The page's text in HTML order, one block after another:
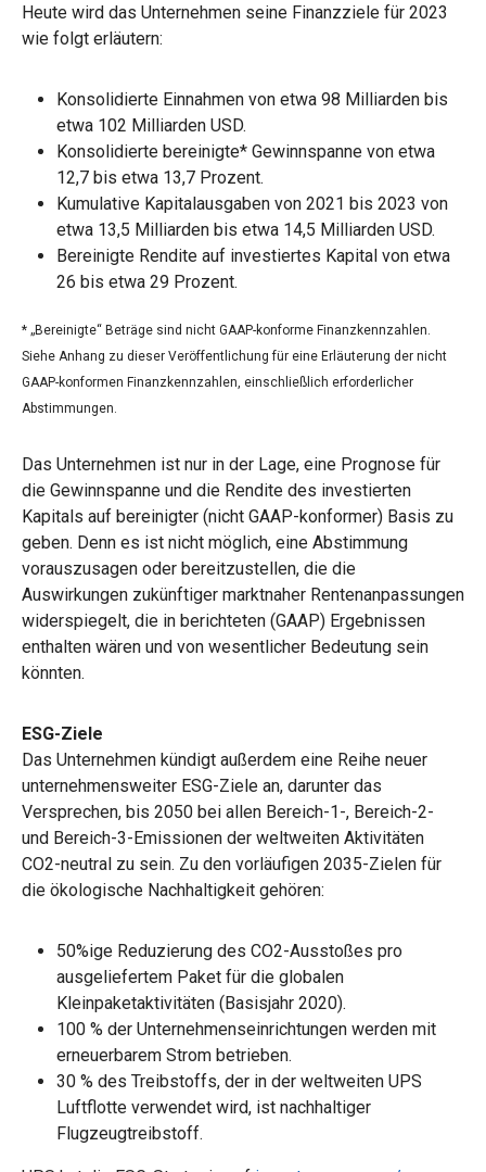
Heute wird das Unternehmen seine Finanzziele für 2023
wie folgt erläutern:
Konsolidierte Einnahmen von etwa 98 Milliarden bis
etwa 102 Milliarden USD.
Konsolidierte bereinigte* Gewinnspanne von etwa
12,7 bis etwa 13,7 Prozent.
Kumulative Kapitalausgaben von 2021 bis 2023 von
etwa 13,5 Milliarden bis etwa 14,5 Milliarden USD.
Bereinigte Rendite auf investiertes Kapital von etwa
26 bis etwa 29 Prozent.
* „Bereinigte“ Beträge sind nicht GAAP-konforme Finanzkennzahlen.
Siehe Anhang zu dieser Veröffentlichung für eine Erläuterung der nicht
GAAP-konformen Finanzkennzahlen, einschließlich erforderlicher
Abstimmungen.
Das Unternehmen ist nur in der Lage, eine Prognose für
die Gewinnspanne und die Rendite des investierten
Kapitals auf bereinigter (nicht GAAP-konformer) Basis zu
geben. Denn es ist nicht möglich, eine Abstimmung
vorauszusagen oder bereitzustellen, die die
Auswirkungen zukünftiger marktnaher Rentenanpassungen
widerspiegelt, die in berichteten (GAAP) Ergebnissen
enthalten wären und von wesentlicher Bedeutung sein
könnten.
ESG-Ziele
Das Unternehmen kündigt außerdem eine Reihe neuer
unternehmensweiter ESG-Ziele an, darunter das
Versprechen, bis 2050 bei allen Bereich-1-, Bereich-2-
und Bereich-3-Emissionen der weltweiten Aktivitäten
CO2-neutral zu sein. Zu den vorläufigen 2035-Zielen für
die ökologische Nachhaltigkeit gehören:
50%ige Reduzierung des CO2-Ausstoßes pro
ausgeliefertem Paket für die globalen
Kleinpaketaktivitäten (Basisjahr 2020).
100 % der Unternehmenseinrichtungen werden mit
erneuerbarem Strom betrieben.
30 % des Treibstoffs, der in der weltweiten UPS
Luftflotte verwendet wird, ist nachhaltiger
Flugzeugtreibstoff.